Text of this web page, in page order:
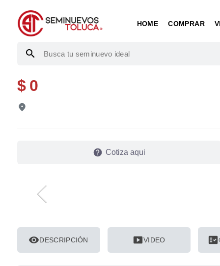
HOME COMPRAR
search
$ 0
fmd_good
help Cotiza aqui
visibilityDESCRIPCIÓN smart_displayVIDEO fact_check